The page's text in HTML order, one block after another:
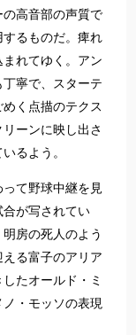
高音部の声質で
るものだ。痺れ
れてゆく。アン
寧で、スターテ
く点描のテクス
ーンに映し出さ
るよう。
て野球中継を見
が写されてい
房の死人のよう
る富子のアリア
たオールド・ミ
・モッソの表現